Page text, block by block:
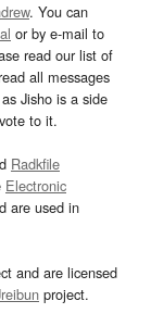
. You can
or by e-mail to
read our list of
all messages
Jisho is a side
to it.
Radkfile
Electronic
are used in
and are licensed
project.